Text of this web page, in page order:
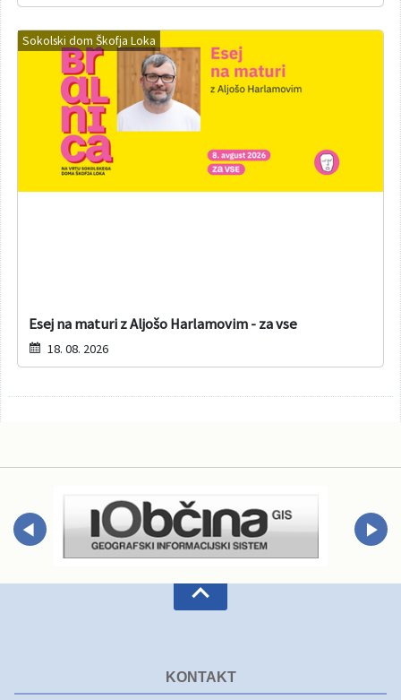
Sokolski dom Škofja Loka
Esej na maturi z Aljošo Harlamovim - za vse
18. 08. 2026
KONTAKT